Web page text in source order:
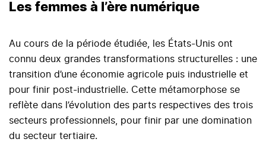
Les femmes à l’ère numérique
Au cours de la période étudiée, les États-Unis ont
connu deux grandes transformations structurelles : une
transition d’une économie agricole puis industrielle et
pour finir post-industrielle. Cette métamorphose se
reflète dans l’évolution des parts respectives des trois
secteurs professionnels, pour finir par une domination
du secteur tertiaire.